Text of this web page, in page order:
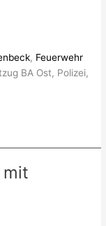
, Feuerwehr
BA Ost, Polizei,
mit